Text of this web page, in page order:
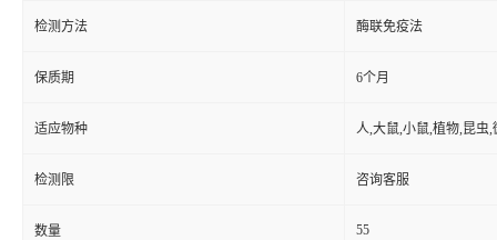
检测方法 酶联免疫法
保质期 6个月
适应物种 人,大鼠,小鼠,植物,昆虫,
检测限 咨询客服
数量 55